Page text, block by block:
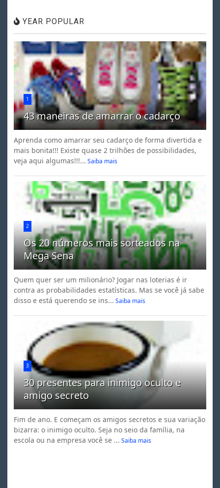
YEAR POPULAR
1
43 maneiras de amarrar o cadarço
Aprenda como amarrar seu cadarço de forma divertida e
mais bonita!!! Existe quase 2 trilhões de possibilidades,
veja aqui algumas!!!... Saiba mais
2
Os 20 números mais sorteados na
Mega Sena
Quem quer ser um milionário? Jogar nas loterias é ir
contra as probabilidades estatísticas. Mas se você já sabe
disso e está querendo se ins... Saiba mais
3
30 presentes para inimigo oculto e
amigo secreto
Fim de ano. E começam os amigos secretos e sua variação
bizarra: o inimigo oculto. Seja no seio da família, na
escola ou na empresa você se ... Saiba mais